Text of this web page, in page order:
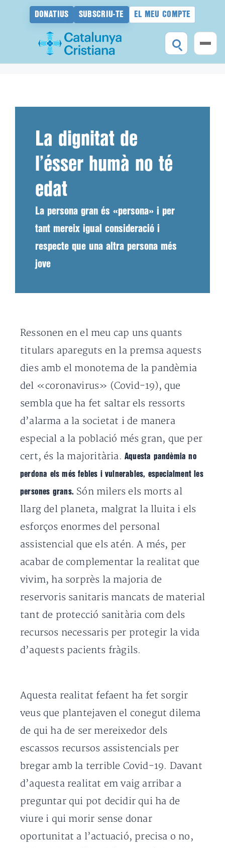
DONATIUS SUBSCRIU-TE EL MEU COMPTE
La dignitat de
l’ésser humà no té
edat
La persona gran és «persona» i per
tant mereix igual consideració i
respecte que una altra persona més
jove
Ressonen en el meu cap uns quants
titulars apareguts en la premsa aquests
dies amb el monotema de la pandèmia
del «coronavirus» (Covid-19), que
sembla que ha fet saltar els ressorts
d’alarma a la societat i de manera
especial a la població més gran, que per
cert, és la majoritària. Aquesta pandèmia no
perdona els més febles i vulnerables, especialment les
persones grans. Són milers els morts al
llarg del planeta, malgrat la lluita i els
esforços enormes del personal
assistencial que els atén. A més, per
acabar de complementar la realitat que
vivim, ha sorprès la majoria de
reservoris sanitaris mancats de material
tant de protecció sanitària com dels
recursos necessaris per protegir la vida
d’aquests pacients fràgils.
Aquesta realitat fefaent ha fet sorgir
veus que plantejaven el conegut dilema
de qui ha de ser mereixedor dels
escassos recursos assistencials per
bregar amb la terrible Covid-19. Davant
d’aquesta realitat em vaig arribar a
preguntar qui pot decidir qui ha de
viure i qui morir sense donar
oportunitat a l’actuació, precisa o no,